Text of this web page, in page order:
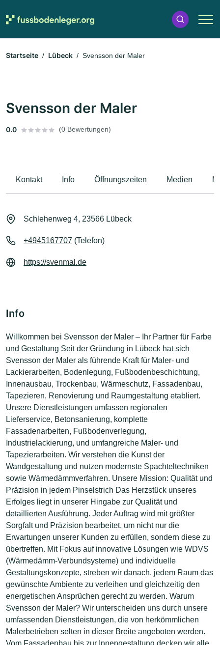
Startseite Lübeck Svensson der Maler
Svensson der Maler
0.0 (0 Bewertungen)
Kontakt Info Öffnungszeiten Medien
Schlehenweg 4, 23566 Lübeck
+4945167707 (Telefon)
https://svenmal.de
Info
Willkommen bei Svensson der Maler – Ihr Partner für Farbe
und Gestaltung Seit der Gründung in Lübeck hat sich
Svensson der Maler als führende Kraft für Maler- und
Lackierarbeiten, Bodenlegung, Fußbodenbeschichtung,
Innenausbau, Trockenbau, Wärmeschutz, Fassadenbau,
Tapezieren, Renovierung und Raumgestaltung etabliert.
Unsere Dienstleistungen umfassen regionalen
Lieferservice, Betonsanierung, komplette
Fassadenarbeiten, Fußbodenverlegung,
Industrielackierung, und umfangreiche Maler- und
Tapezierarbeiten. Wir verstehen die Kunst der
Wandgestaltung und nutzen modernste Spachteltechniken
sowie Wärmedämmverfahren. Unsere Mission: Qualität und
Präzision in jedem Pinselstrich Das Herzstück unseres
Erfolges liegt in unserer Hingabe zur Qualität und
detaillierten Ausführung. Jeder Auftrag wird mit größter
Sorgfalt und Präzision bearbeitet, um nicht nur die
Erwartungen unserer Kunden zu erfüllen, sondern diese zu
übertreffen. Mit Fokus auf innovative Lösungen wie WDVS
(Wärmedämm-Verbundsysteme) und individuelle
Gestaltungskonzepte, streben wir danach, jedem Raum das
gewünschte Ambiente zu verleihen und gleichzeitig den
energetischen Ansprüchen gerecht zu werden. Warum
Svensson der Maler? Wir unterscheiden uns durch unsere
umfassenden Dienstleistungen, die von herkömmlichen
Malerbetrieben selten in dieser Breite angeboten werden.